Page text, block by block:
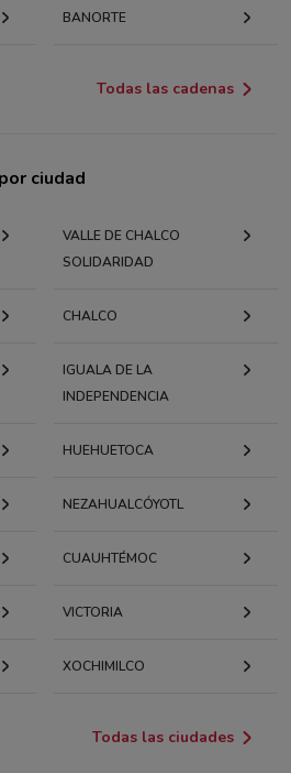
BANORTE
Todas las cadenas
ciudad
VALLE DE CHALCO
SOLIDARIDAD
CHALCO
IGUALA DE LA
INDEPENDENCIA
HUEHUETOCA
NEZAHUALCÓYOTL
CUAUHTÉMOC
VICTORIA
XOCHIMILCO
Todas las ciudades